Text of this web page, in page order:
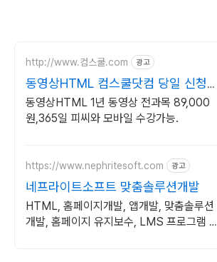
http://www.컴스쿨.com 광고
동영상HTML 컴스쿨닷컴 당일 신청&
결제시 기프티콘!
동영상HTML 1년 동영상 전과목 89,000
원,365일 피씨와 모바일 수강가능.
https://www.nephritesoft.com 광고
네프라이트소프트 맞춤솔루션개발
HTML, 홈페이지개발, 앱개발, 맞춤솔루션
개발, 홈페이지 유지보수, LMS 프로그램 제